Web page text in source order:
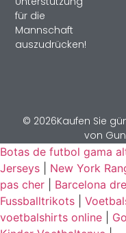
für die
Mannschaft
auszudrücken!
© 2026Kaufen Sie
von
Botas de futbol gama
Jerseys
New York
pas cher
Barcelona
Fussballtrikots
voetbalshirts online